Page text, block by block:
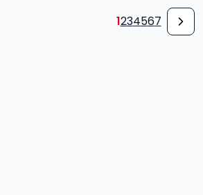
1234567